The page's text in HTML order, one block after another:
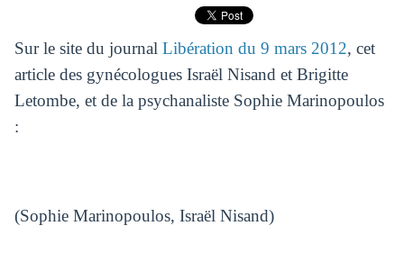
Sur le site du journal Libération du 9 mars 2012, cet
article des gynécologues Israël Nisand et Brigitte
Letombe, et de la psychanaliste Sophie Marinopoulos
:
(Sophie Marinopoulos, Israël Nisand)